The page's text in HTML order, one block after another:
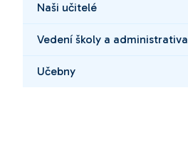
Naši učitelé
Vedení školy a administrativa
Učebny